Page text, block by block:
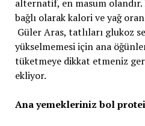
alternatif, en masum
bağlı olarak kalori ve yağ
Güler Aras, tatlıları glukoz
yükselmemesi için ana
tüketmeye dikkat etmeniz
ekliyor.
Ana yemekleriniz bol